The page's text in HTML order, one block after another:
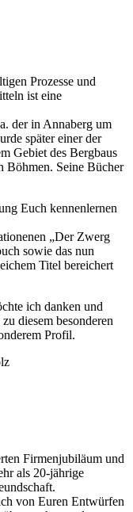
Prozesse und
ist eine
der in Annaberg um
später einer der
Gebiet des Bergbaus
Böhmen. Seine Bücher
Euch kennenlernen
„Der Zwerg
sowie das nun
Titel bereichert
ich danken und
diesem besonderen
Profil.
Firmenjubiläum und
als 20-jährige
von Euren Entwürfen